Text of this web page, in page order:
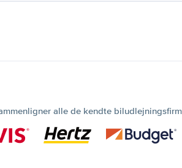
alle de kendte